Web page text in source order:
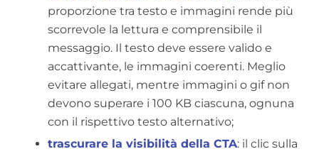
proporzione tra testo e immagini rende più
scorrevole la lettura e comprensibile il
messaggio. Il testo deve essere valido e
accattivante, le immagini coerenti. Meglio
evitare allegati, mentre immagini o gif non
devono superare i 100 KB ciascuna, ognuna
con il rispettivo testo alternativo;
trascurare la visibilità della CTA: il clic sulla